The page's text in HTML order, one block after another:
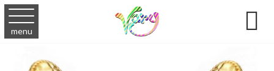
menu 